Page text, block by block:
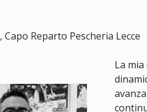
, Capo Reparto Pescheria Lecce
La